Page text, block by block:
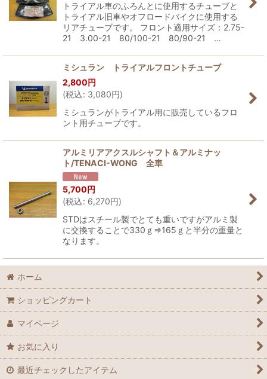
トライアル車のふろんとに使用するチューブと
トライアル旧車やオフロードバイクに使用する
リアチューブです。 フロント適用サイズ：2.75-
21 3.00-21 80/100-21 80/90-21 …
ミシュラン トライアルフロントチューブ
2,800円
(税込: 3,080円)
ミシュランがトライアル用に販売しているフロ
ント用チューブです。
アルミリアアクスルシャフト＆アルミナッ
ト/TENACI-WONG 全車
5,700円
(税込: 6,270円)
STDはスチール製でとても重いですがアルミ製
に交換することで330ｇ⇒165ｇと半分の重量と
なります。
ホーム
ショッピングカート
マイページ
お気に入り
最近チェックしたアイテム